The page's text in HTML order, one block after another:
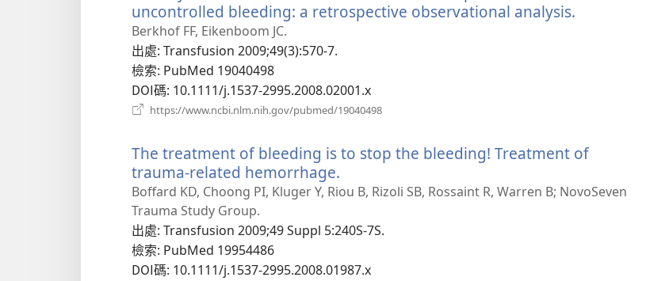
uncontrolled bleeding: a retrospective observational analysis.
Berkhof FF, Eikenboom JC.
出處‎: Transfusion 2009;49(3):570-7.
檢索‎: PubMed 19040498
DOI碼‎: 10.1111/j.1537-2995.2008.02001.x
https://www.ncbi.nlm.nih.gov/pubmed/19040498
視
窗）
The treatment of bleeding is to stop the bleeding! Treatment of
trauma-related hemorrhage.
啟
視
Boffard KD, Choong PI, Kluger Y, Riou B, Rizoli SB, Rossaint R, Warren B; NovoSeven
Trauma Study Group.
出處‎: Transfusion 2009;49 Suppl 5:240S-7S.
檢索‎: PubMed 19954486
DOI碼‎: 10.1111/j.1537-2995.2008.01987.x